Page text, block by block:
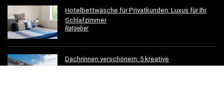
Hotelbettwäsche für Privatkunden: Luxus für Ihr
Schlafzimmer
Ratgeber
Dachrinnen verschönern: 5 kreative